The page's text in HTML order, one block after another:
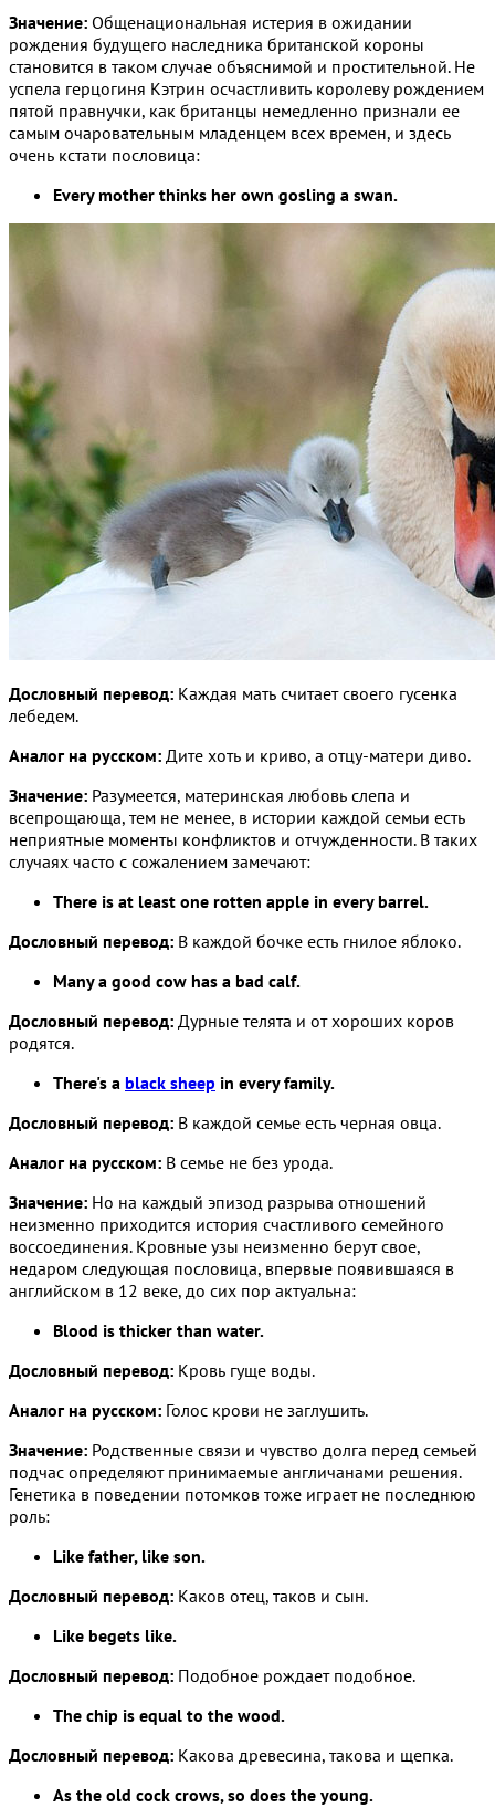
Значение: Общенациональная истерия в ожидании
рождения будущего наследника британской короны
становится в таком случае объяснимой и простительной. Не
успела герцогиня Кэтрин осчастливить королеву рождением
пятой правнучки, как британцы немедленно признали ее
самым очаровательным младенцем всех времен, и здесь
очень кстати пословица:
Every mother thinks her own gosling a swan.
Дословный перевод: Каждая мать считает своего гусенка
лебедем.
Аналог на русском: Дите хоть и криво, а отцу-матери диво.
Значение: Разумеется, материнская любовь слепа и
всепрощающа, тем не менее, в истории каждой семьи есть
неприятные моменты конфликтов и отчужденности. В таких
случаях часто с сожалением замечают:
There is at least one rotten apple in every barrel.
Дословный перевод: В каждой бочке есть гнилое яблоко.
Many a good cow has a bad calf.
Дословный перевод: Дурные телята и от хороших коров
родятся.
There's a black sheep in every family.
Дословный перевод: В каждой семье есть черная овца.
Аналог на русском: В семье не без урода.
Значение: Но на каждый эпизод разрыва отношений
неизменно приходится история счастливого семейного
воссоединения. Кровные узы неизменно берут свое,
недаром следующая пословица, впервые появившаяся в
английском в 12 веке, до сих пор актуальна:
Blood is thicker than water.
Дословный перевод: Кровь гуще воды.
Аналог на русском: Голос крови не заглушить.
Значение: Родственные связи и чувство долга перед семьей
подчас определяют принимаемые англичанами решения.
Генетика в поведении потомков тоже играет не последнюю
роль:
Like father, like son.
Дословный перевод: Каков отец, таков и сын.
Like begets like.
Дословный перевод: Подобное рождает подобное.
The chip is equal to the wood.
Дословный перевод: Какова древесина, такова и щепка.
As the old cock crows, so does the young.